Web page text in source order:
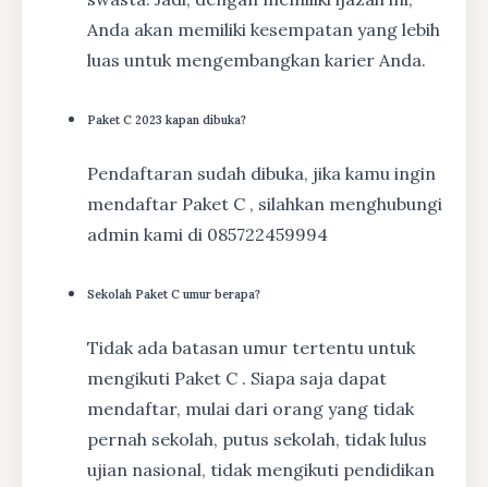
Anda akan memiliki kesempatan yang lebih
luas untuk mengembangkan karier Anda.
Paket C 2023 kapan dibuka?
Pendaftaran sudah dibuka, jika kamu ingin
mendaftar Paket C , silahkan menghubungi
admin kami di 085722459994
Sekolah Paket C umur berapa?
Tidak ada batasan umur tertentu untuk
mengikuti Paket C . Siapa saja dapat
mendaftar, mulai dari orang yang tidak
pernah sekolah, putus sekolah, tidak lulus
ujian nasional, tidak mengikuti pendidikan